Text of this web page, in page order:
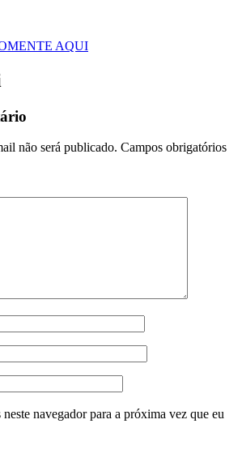
AQUI
não será publicado. Campos obrigatórios
neste navegador para a próxima vez que eu